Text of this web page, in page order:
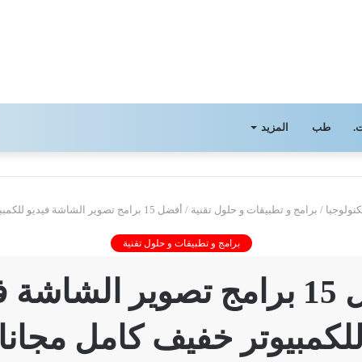
طب المزيد
/ برامج و تطبيقات و حلول تقنية / أفضل 15 برامج تصوير الشاشة فيديو للكمبيوتر خفيف كامل مجانا
برامج و تطبيقات و حلول تقنية
أفضل 15 برامج تصوير
خفيف كامل مجانا